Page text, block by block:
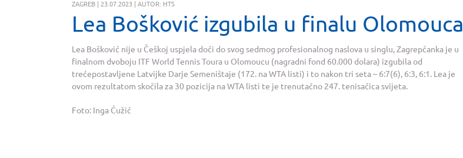
ZAGREB | 23.07.2023 | AUTOR: HTS
Lea Bošković izgubila u finalu Olomouca
Lea Bošković nije u Češkoj uspjela doći do svog sedmog profesionalnog naslova u singlu, Zagrepčanka je u
finalnom dvoboju ITF World Tennis Toura u Olomoucu (nagradni fond 60.000 dolara) izgubila od
trećepostavljene Latvijke Darje Semeništaje (172. na WTA listi) i to nakon tri seta – 6:7(6), 6:3, 6:1. Lea je
ovom rezultatom skočila za 30 pozicija na WTA listi te je trenutačno 247. tenisačica svijeta.
Foto: Inga Ćužić